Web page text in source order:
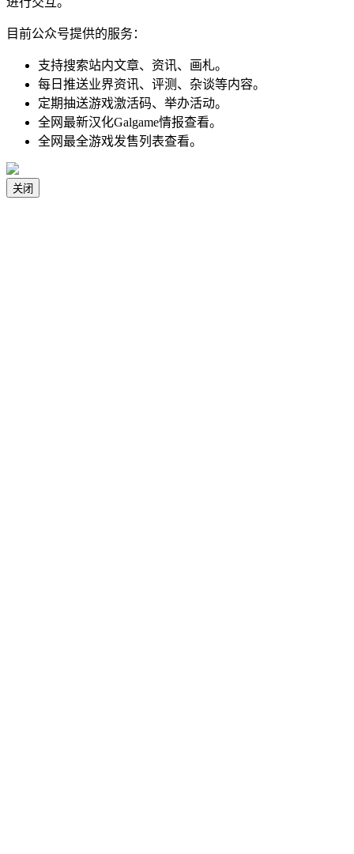
目前公众号提供的服务：
支持搜索站内文章、资讯、画札。
每日推送业界资讯、评测、杂谈等内容。
定期抽送游戏激活码、举办活动。
全网最新汉化Galgame情报查看。
全网最全游戏发售列表查看。
关闭